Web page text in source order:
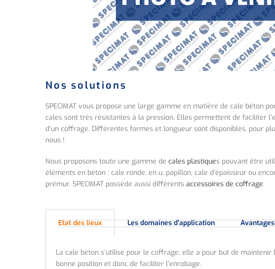
Nos solutions
SPECIMAT vous propose une large gamme en matière de cale béton
cales sont très résistantes à la pression. Elles permettent de faciliter
d’un coffrage. Différentes formes et longueur sont disponibles, pour
nous !
Nous proposons toute une gamme de cales plastiques pouvant être
éléments en béton : cale ronde, en u, papillon, cale d’épaisseur ou
prémur. SPECIMAT possède aussi différents accessoires de coffrage.
Etat des lieux Les domaines d'application Avantages
La cale béton s’utilise pour le coffrage, elle a pour but de
bonne position et donc de faciliter l’enrobage.